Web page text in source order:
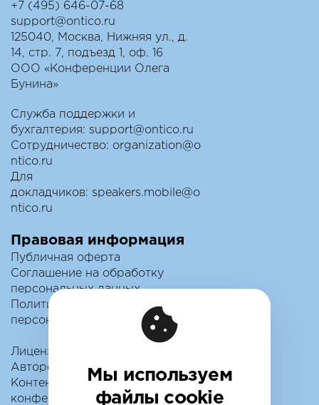
+7 (495) 646-07-68
support@ontico.ru
125040, Москва, Нижняя ул., д.
14, стр. 7, подъезд 1, оф. 16
ООО «Конференции Олега
Бунина»
Служба поддержки и
бухгалтерия: support@ontico.ru
Сотрудничество: organization@o
ntico.ru
Для
докладчиков: speakers.mobile@o
ntico.ru
Правовая информация
Публичная оферта
Соглашение на обработку
персональных данных
Политика обработки
персональных данных
Лицензионный договор с
Автором
Контентная политика
конференции
Мы используем
файлы cookie